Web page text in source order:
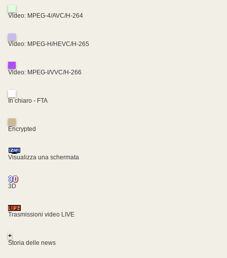
Video: MPEG-4/AVC/H-264
Video: MPEG-H/HEVC/H-265
Video: MPEG-I/VVC/H-266
In chiaro - FTA
Encrypted
Visualizza una schermata
3D
Trasmissioni video LIVE
+
Storia delle news